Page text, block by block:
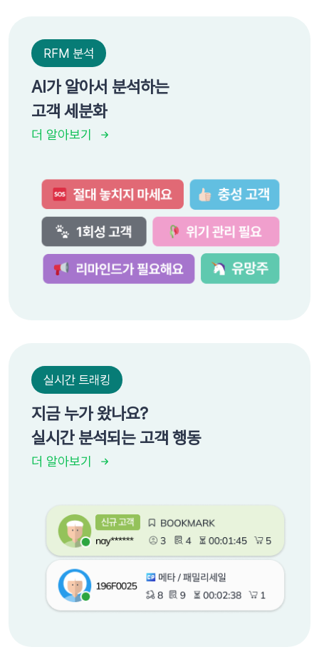
RFM 분석
AI가 알아서 분석하는
고객 세분화
더 알아보기
실시간 트래킹
지금 누가 왔나요?
실시간 분석되는 고객 행동
더 알아보기